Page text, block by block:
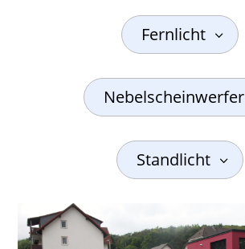
Fernlicht
Nebelscheinwerfer
Standlicht